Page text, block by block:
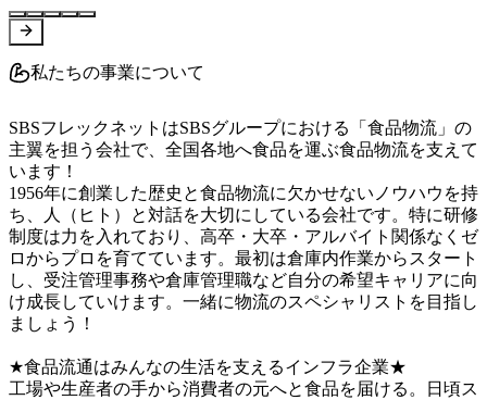
私たちの事業について
SBSフレックネットはSBSグループにおける「食品物流」の
主翼を担う会社で、全国各地へ食品を運ぶ食品物流を支えて
います！
1956年に創業した歴史と食品物流に欠かせないノウハウを持
ち、人（ヒト）と対話を大切にしている会社です。特に研修
制度は力を入れており、高卒・大卒・アルバイト関係なくゼ
ロからプロを育てています。最初は倉庫内作業からスタート
し、受注管理事務や倉庫管理職など自分の希望キャリアに向
け成長していけます。一緒に物流のスペシャリストを目指し
ましょう！
★食品流通はみんなの生活を支えるインフラ企業★
工場や生産者の手から消費者の元へと食品を届ける。日頃ス